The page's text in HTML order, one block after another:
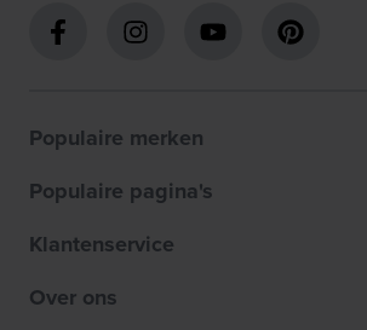
Populaire merken
Populaire pagina's
Klantenservice
Over ons